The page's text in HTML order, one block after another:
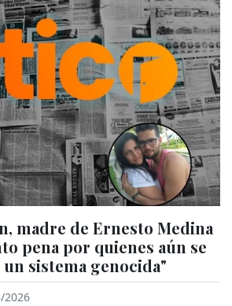
madre de Ernesto Medina
pena por quienes aún se
sistema genocida"
2026